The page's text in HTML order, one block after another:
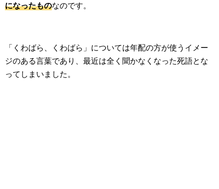
になったものなのです。
「くわばら、くわばら」については年配の方が使うイメー
ジのある言葉であり、最近は全く聞かなくなった死語とな
ってしまいました。